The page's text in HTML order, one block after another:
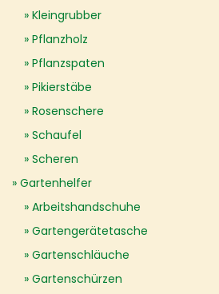
Kleingrubber
Pflanzholz
Pflanzspaten
Pikierstäbe
Rosenschere
Schaufel
Scheren
Gartenhelfer
Arbeitshandschuhe
Gartengerätetasche
Gartenschläuche
Gartenschürzen